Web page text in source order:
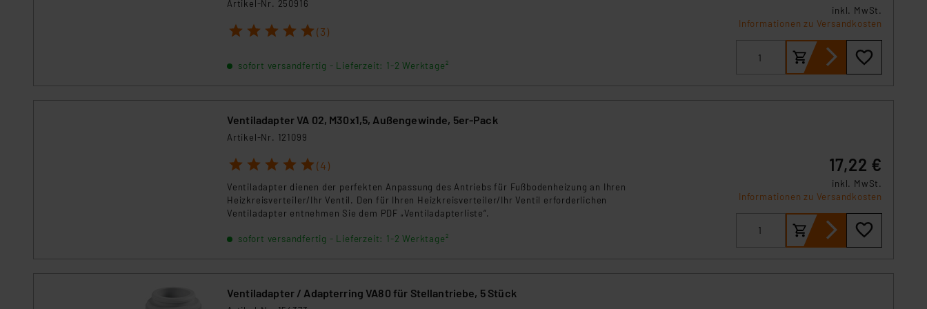
Artikel-Nr. 250916
1 2 3 4 5 (3)
sofort versandfertig - Lieferzeit: 1-2 Werktage²
inkl. MwSt.
Informationen zu Versandkosten
Ventiladapter VA 02, M30x1,5, Außengewinde, 5er-Pack
Artikel-Nr. 121099
1 2 3 4 5 (4)
Ventiladapter dienen der perfekten Anpassung des Antriebs für Fußbodenheizung an Ihren
Heizkreisverteiler/Ihr Ventil. Den für Ihren Heizkreisverteiler/Ihr Ventil erforderlichen
Ventiladapter entnehmen Sie dem PDF „Ventiladapterliste“.
sofort versandfertig - Lieferzeit: 1-2 Werktage²
17,22 €
inkl. MwSt.
Informationen zu Versandkosten
Ventiladapter / Adapterring VA80 für Stellantriebe, 5 Stück